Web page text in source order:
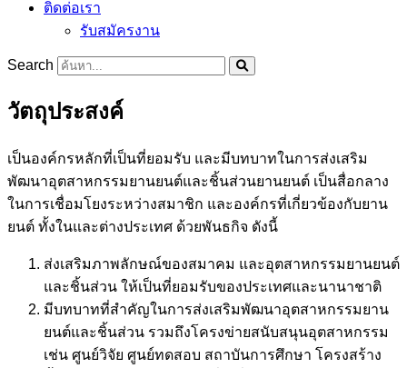
ติดต่อเรา
รับสมัครงาน
Search
วัตถุประสงค์
เป็นองค์กรหลักที่เป็นที่ยอมรับ และมีบทบาทในการส่งเสริม
พัฒนาอุตสาหกรรมยานยนต์และชิ้นส่วนยานยนต์ เป็นสื่อกลาง
ในการเชื่อมโยงระหว่างสมาชิก และองค์กรที่เกี่ยวข้องกับยาน
ยนต์ ทั้งในและต่างประเทศ ด้วยพันธกิจ ดังนี้
ส่งเสริมภาพลักษณ์ของสมาคม และอุตสาหกรรมยานยนต์
และชิ้นส่วน ให้เป็นที่ยอมรับของประเทศและนานาชาติ
มีบทบาทที่สำคัญในการส่งเสริมพัฒนาอุตสาหกรรมยาน
ยนต์และชิ้นส่วน รวมถึงโครงข่ายสนับสนุนอุตสาหกรรม
เช่น ศูนย์วิจัย ศูนย์ทดสอบ สถาบันการศึกษา โครงสร้าง